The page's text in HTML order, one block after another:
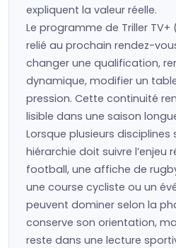
expliquent la valeur réelle.
Le programme de Triller
relié au prochain rendez-
changer une qualification,
dynamique, modifier un
pression. Cette continuité
lisible dans une saison
Lorsque plusieurs disciplines
hiérarchie doit suivre l’enjeu
football, une affiche de
une course cycliste ou un
peuvent dominer selon la
conserve son orientation,
reste dans une lecture